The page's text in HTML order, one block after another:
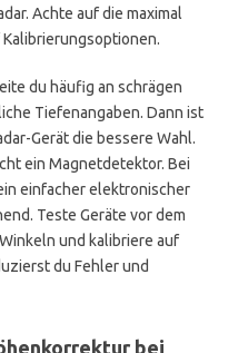
Achte auf die maximal
du häufig an schrägen
Tiefenangaben. Dann ist
Gerät die bessere Wahl.
ein Magnetdetektor. Bei
einfacher elektronischer
Teste Geräte vor dem
und kalibriere auf
du Fehler und
bei